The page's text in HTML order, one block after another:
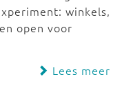
winkels,
open voor
Lees meer